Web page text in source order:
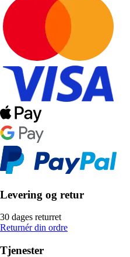
Levering og retur
30 dages returret
Returnér din ordre
Tjenester